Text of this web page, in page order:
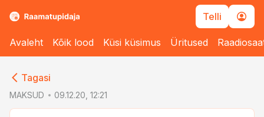
Telli
Avaleht Kõik lood Küsi küsimus Üritused
Tagasi
MAKSUD 09.12.20, 12:21